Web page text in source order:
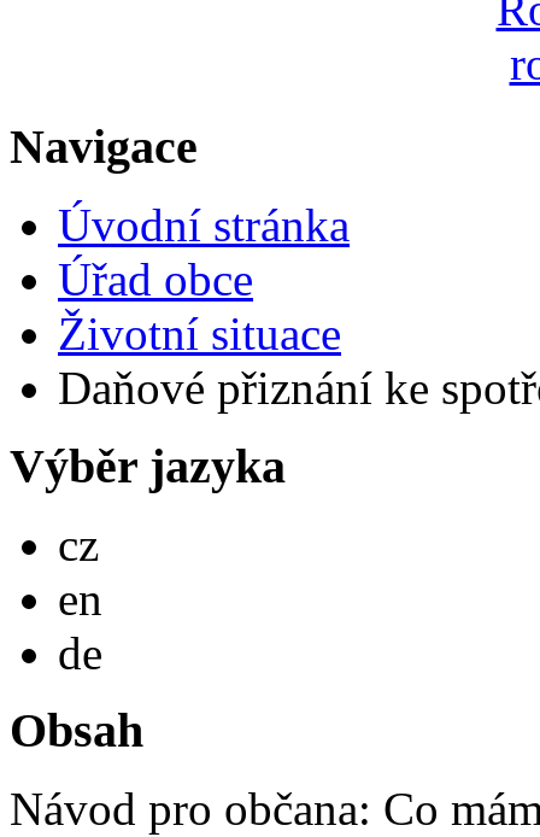
Navigace
Úvodní stránka
Úřad obce
Životní situace
Daňové přiznání ke
Výběr jazyka
cz
en
de
Obsah
Návod pro občana: Co